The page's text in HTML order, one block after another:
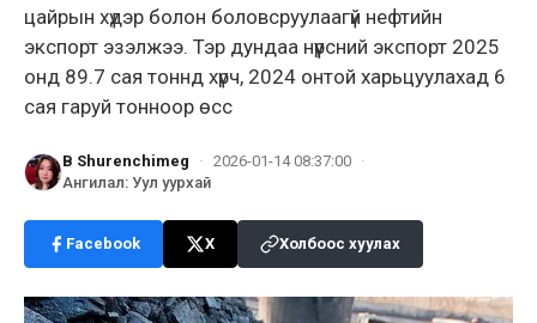
цайрын хүдэр болон боловсруулаагүй нефтийн
экспорт эзэлжээ. Тэр дундаа нүүрсний экспорт 2025
онд 89.7 сая тоннд хүрч, 2024 онтой харьцуулахад 6
сая гаруй тонноор өсс
B Shurenchimeg · 2026-01-14 08:37:00 ·
Ангилал: Уул уурхай
Facebook X Холбоос хуулах